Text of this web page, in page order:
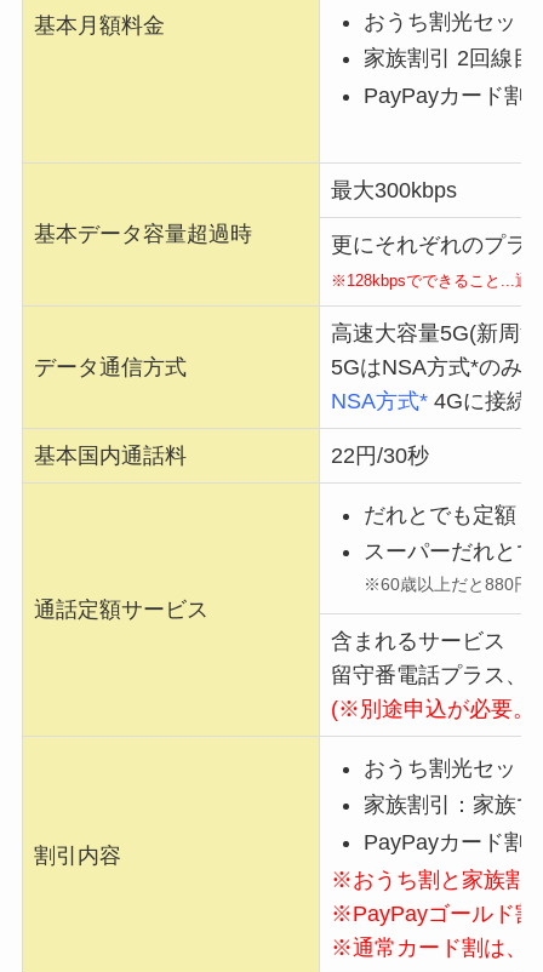
基本月額料金
おうち割光セッ
家族割引 2回線目
PayPayカード割
基本データ容量超過時
最大300kbps
更にそれぞれのプラ
※128kbpsでできること...通
データ通信方式
高速大容量5G(新周
5GはNSA方式*のみ。
NSA方式*4Gに接続
基本国内通話料 22円/30秒
通話定額サービス
だれとでも定額＋
スーパーだれと
※60歳以上だと880円
含まれるサービス
留守番電話プラス、
(※別途申込が必要。
割引内容
おうち割光セッ
家族割引：家族
PayPayカード割
※おうち割と家族割
※PayPayゴールド割
※通常カード割は、